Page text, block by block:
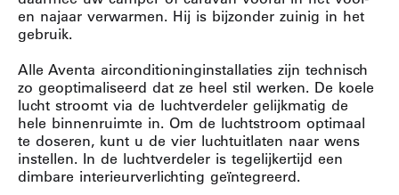
en najaar verwarmen. Hij is bijzonder zuinig in het
gebruik.
Alle Aventa airconditioninginstallaties zijn technisch
zo geoptimaliseerd dat ze heel stil werken. De koele
lucht stroomt via de luchtverdeler gelijkmatig de
hele binnenruimte in. Om de luchtstroom optimaal
te doseren, kunt u de vier luchtuitlaten naar wens
instellen. In de luchtverdeler is tegelijkertijd een
dimbare interieurverlichting geïntegreerd.